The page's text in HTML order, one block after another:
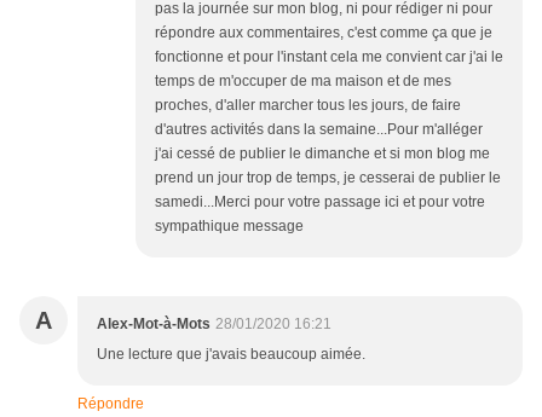
pas la journée sur mon blog, ni pour rédiger ni pour
répondre aux commentaires, c'est comme ça que je
fonctionne et pour l'instant cela me convient car j'ai le
temps de m'occuper de ma maison et de mes
proches, d'aller marcher tous les jours, de faire
d'autres activités dans la semaine...Pour m'alléger
j'ai cessé de publier le dimanche et si mon blog me
prend un jour trop de temps, je cesserai de publier le
samedi...Merci pour votre passage ici et pour votre
sympathique message
A Alex-Mot-à-Mots 28/01/2020 16:21
Une lecture que j'avais beaucoup aimée.
Répondre